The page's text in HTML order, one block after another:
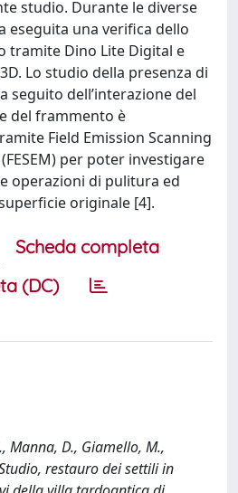
studio. Durante le diverse
eseguita una verifica dello
tramite Dino Lite Digital e
Lo studio della presenza di
seguito dell’interazione del
del frammento è
Field Emission Scanning
per poter investigare
operazioni di pulitura ed
originale [4].
Scheda completa
(DC)
Manna, D., Giamello, M.,
restauro dei settili in